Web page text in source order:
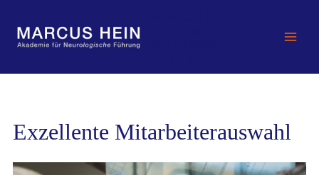
springen
Exzellente Mitarbeiterauswahl